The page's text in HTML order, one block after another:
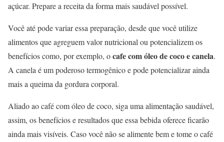
açúcar. Prepare a receita da forma mais saudável possível.
Você até pode variar essa preparação, desde que você utilize
alimentos que agreguem valor nutricional ou potencializem os
benefícios como, por exemplo, ocafe com óleo de coco e canela.
A canela é um poderoso termogênico e pode potencializar ainda
mais a queima da gordura corporal.
Aliado ao café com óleo de coco, siga uma alimentação saudável,
assim, os benefícios e resultados que essa bebida oferece ficarão
ainda mais visíveis. Caso você não se alimente bem e tome o café